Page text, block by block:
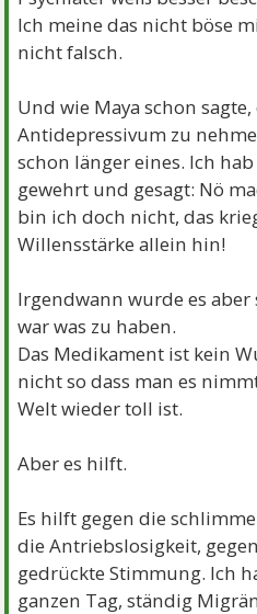
Ich meine das nicht böse
nicht falsch.
Und wie Maya schon
Antidepressivum zu
schon länger eines. Ich
gewehrt und gesagt: Nö
bin ich doch nicht, das
Willensstärke allein hin!
Irgendwann wurde es
war was zu haben.
Das Medikament ist kein
nicht so dass man es
Welt wieder toll ist.
Aber es hilft.
Es hilft gegen die
die Antriebslosigkeit,
gedrückte Stimmung. Ich
ganzen Tag, ständig